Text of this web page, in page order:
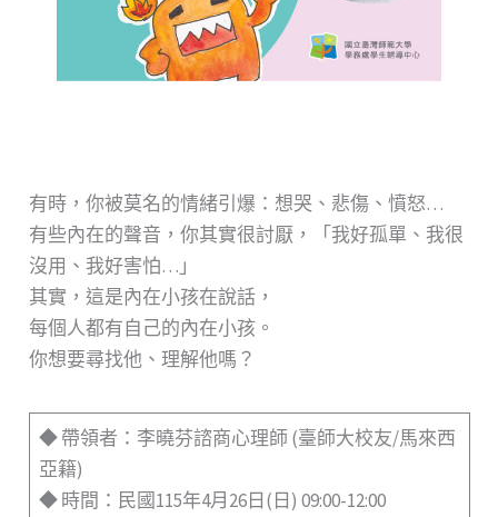
有時，你被莫名的情緒引爆：想哭、悲傷、憤怒…
有些內在的聲音，你其實很討厭，「我好孤單、我很
沒用、我好害怕…」
其實，這是內在小孩在說話，
每個人都有自己的內在小孩。
你想要尋找他、理解他嗎？
◆ 帶領者：李曉芬諮商心理師 (臺師大校友/馬來西
亞籍)
◆ 時間：民國115年4月26日(日) 09:00-12:00